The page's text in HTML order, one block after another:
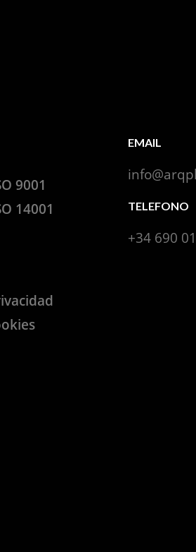
9001
14001
EMAIL
TELEFONO
+34 690